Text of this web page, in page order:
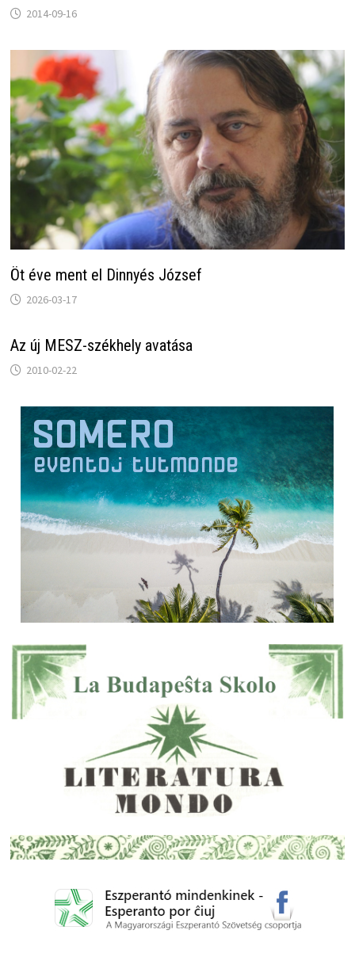
2014-09-16
Öt éve ment el Dinnyés József
2026-03-17
Az új MESZ-székhely avatása
2010-02-22